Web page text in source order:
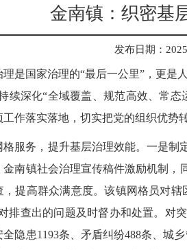
金南镇：织密基
发布日期：
理是国家治理的“最后一公里”，更是
续深化“全域覆盖、规范高效、常
工作落实落地，切实把党的组织优势
格服务，提升基层治理效能。一是制
金南镇社会治理宣传稿件激励机制
，提高群众满意度。该镇网格员对
排查出的问题及时督办和处置。对
隐患1193条、矛盾纠纷488条、城